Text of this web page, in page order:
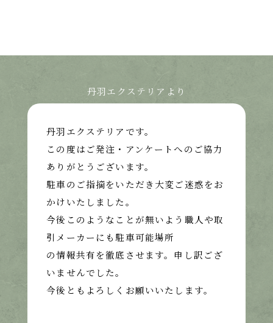
丹羽エクステリアより
丹羽エクステリアです。
この度はご発注・アンケートへのご協力
ありがとうございます。
駐車のご指摘をいただき大変ご迷惑をお
かけいたしました。
今後このようなことが無いよう職人や取
引メーカーにも駐車可能場所
の情報共有を徹底させます。申し訳ござ
いませんでした。
今後ともよろしくお願いいたします。